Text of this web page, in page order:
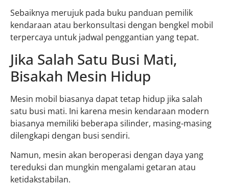
Sebaiknya merujuk pada buku panduan pemilik
kendaraan atau berkonsultasi dengan bengkel mobil
terpercaya untuk jadwal penggantian yang tepat.
Jika Salah Satu Busi Mati,
Bisakah Mesin Hidup
Mesin mobil biasanya dapat tetap hidup jika salah
satu busi mati. Ini karena mesin kendaraan modern
biasanya memiliki beberapa silinder, masing-masing
dilengkapi dengan busi sendiri.
Namun, mesin akan beroperasi dengan daya yang
tereduksi dan mungkin mengalami getaran atau
ketidakstabilan.